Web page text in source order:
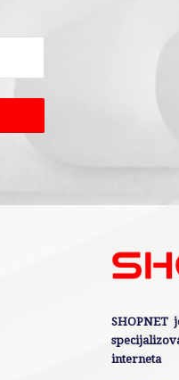
SHOPNET
interneta